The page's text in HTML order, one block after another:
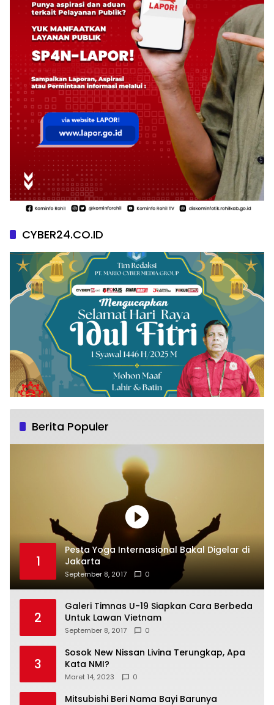
CYBER24.CO.ID
Berita Populer
1
Pesta Yoga Internasional Bakal Digelar di
Jakarta
September 8, 2017 0
2
Galeri Timnas U-19 Siapkan Cara Berbeda
Untuk Lawan Vietnam
September 8, 2017 0
3
Sosok New Nissan Livina Terungkap, Apa
Kata NMI?
Maret 14, 2023 0
Mitsubishi Beri Nama Bayi Barunya